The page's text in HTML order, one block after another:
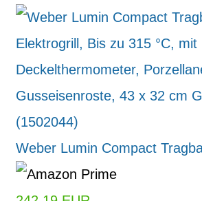
Weber Lumin Compact